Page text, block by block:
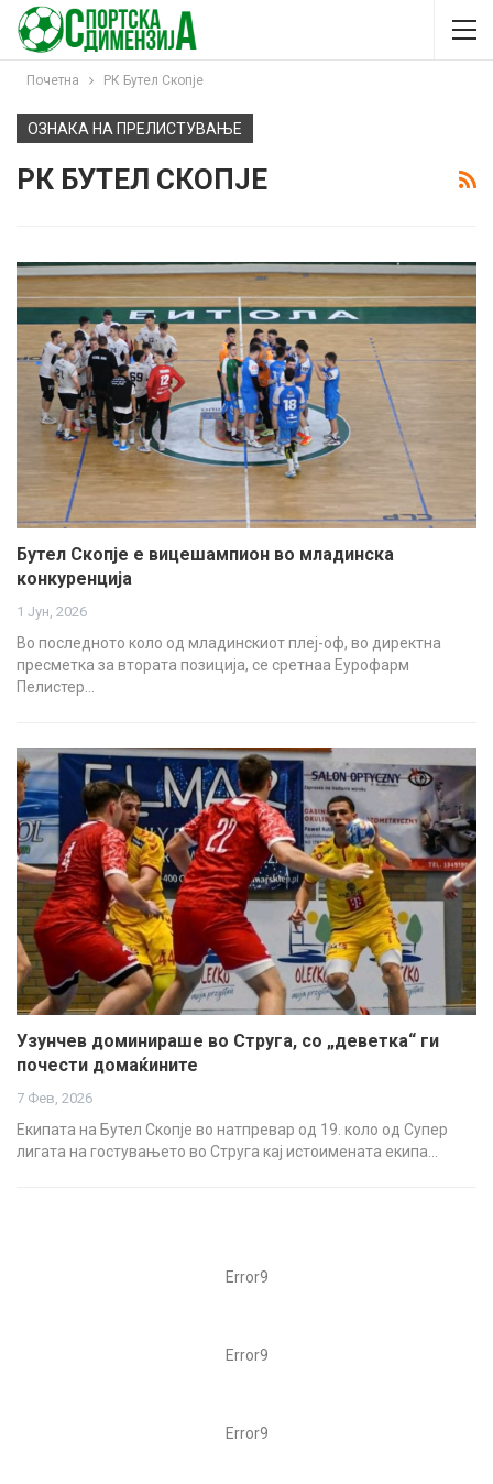
Почетна РК Бутел Скопје
ОЗНАКА НА ПРЕЛИСТУВАЊЕ
РК БУТЕЛ СКОПЈЕ
Бутел Скопје е вицешампион во младинска
конкуренција
1 Јун, 2026
Во последното коло од младинскиот плеј-оф, во директна
пресметка за втората позиција, се сретнаа Еурофарм
Пелистер…
Узунчев доминираше во Струга, со „деветка“ ги
почести домаќините
7 Фев, 2026
Екипата на Бутел Скопје во натпревар од 19. коло од Супер
лигата на гостувањето во Струга кај истоимената екипа…
Error9
Error9
Error9